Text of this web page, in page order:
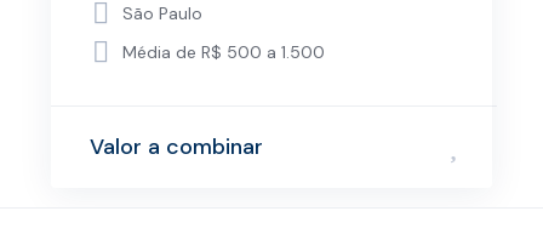
São Paulo
Média de R$ 500 a 1.500
Valor a combinar